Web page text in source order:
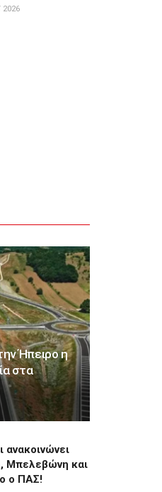
Ήπειρο η
στα
ανακοινώνει
Μπελεβώνη και
ο ΠΑΣ!